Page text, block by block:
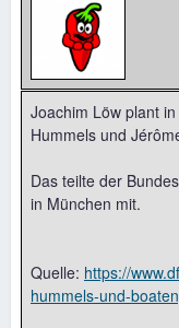
Joachim Löw plant
Hummels und
Das teilte der
in München mit.
Quelle: https://
hummels-und-